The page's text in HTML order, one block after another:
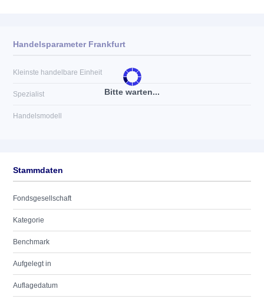
Bitte warten...
Handelsparameter Frankfurt
Kleinste handelbare Einheit
Spezialist
Handelsmodell
Stammdaten
Fondsgesellschaft
Kategorie
Benchmark
Aufgelegt in
Auflagedatum